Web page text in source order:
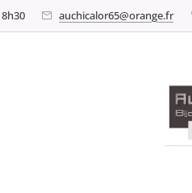
auchicalor65@orange.fr